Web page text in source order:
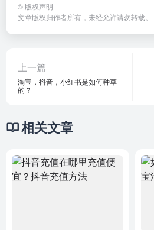
© 版权声明
文章版权归作者所有，未经允许请勿转载。
上一篇
淘宝，抖音，小红书是如何种草
的？
相关文章